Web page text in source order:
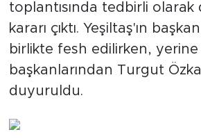
toplantısında tedbirli olarak
kararı çıktı. Yeşiltaş'ın
birlikte fesh edilirken, yerine
başkanlarından Turgut
duyuruldu.